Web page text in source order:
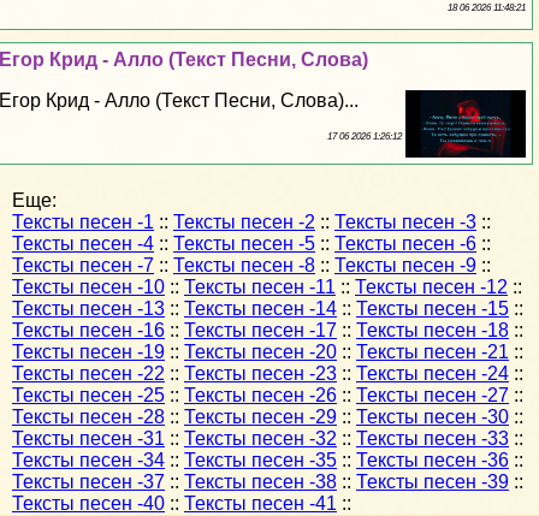
18 06 2026 11:48:21
Егор Крид - Алло (Текст Песни, Слова)
Егор Крид - Алло (Текст Песни, Слова)...
17 06 2026 1:26:12
Еще:
Тексты песен -1 :: Тексты песен -2 :: Тексты песен -3 ::
Тексты песен -4 :: Тексты песен -5 :: Тексты песен -6 ::
Тексты песен -7 :: Тексты песен -8 :: Тексты песен -9 ::
Тексты песен -10 :: Тексты песен -11 :: Тексты песен -12 ::
Тексты песен -13 :: Тексты песен -14 :: Тексты песен -15 ::
Тексты песен -16 :: Тексты песен -17 :: Тексты песен -18 ::
Тексты песен -19 :: Тексты песен -20 :: Тексты песен -21 ::
Тексты песен -22 :: Тексты песен -23 :: Тексты песен -24 ::
Тексты песен -25 :: Тексты песен -26 :: Тексты песен -27 ::
Тексты песен -28 :: Тексты песен -29 :: Тексты песен -30 ::
Тексты песен -31 :: Тексты песен -32 :: Тексты песен -33 ::
Тексты песен -34 :: Тексты песен -35 :: Тексты песен -36 ::
Тексты песен -37 :: Тексты песен -38 :: Тексты песен -39 ::
Тексты песен -40 :: Тексты песен -41 ::